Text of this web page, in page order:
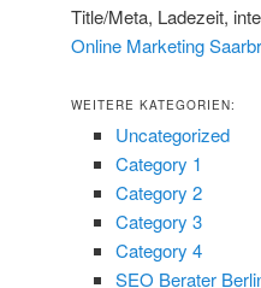
Title/Meta, Ladezeit,
Online Marketing
WEITERE KATEGORIEN:
Uncategorized
Category 1
Category 2
Category 3
Category 4
SEO Berater